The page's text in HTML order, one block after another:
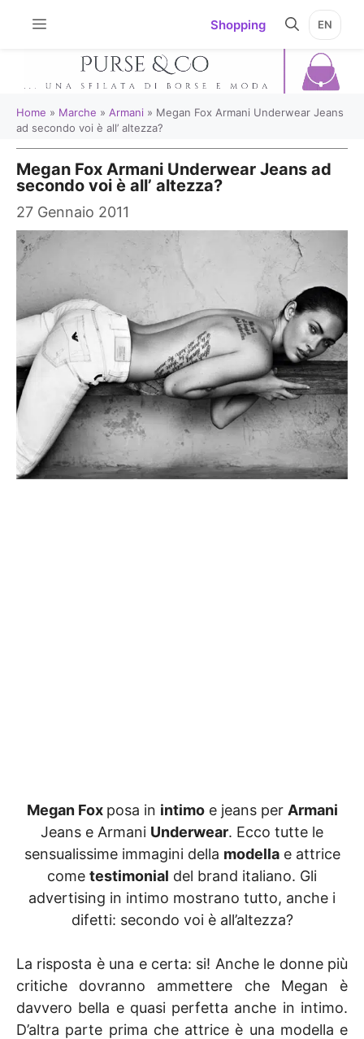
Shopping EN
Home » Marche » Armani » Megan Fox Armani Underwear Jeans
ad secondo voi è all’ altezza?
Megan Fox Armani Underwear Jeans ad
secondo voi è all’ altezza?
27 Gennaio 2011
Megan Fox posa in intimoe jeans per Armani
Jeans e Armani Underwear. Ecco tutte le
sensualissime immagini della modellae attrice
come testimonial del brand italiano. Gli
advertising in intimo mostrano tutto, anche i
difetti: secondo voi è all’altezza?
La risposta è una e certa: si! Anche le donne più
critiche dovranno ammettere che Megan è
davvero bella e quasi perfetta anche in intimo.
D’altra parte prima che attrice è una modella e